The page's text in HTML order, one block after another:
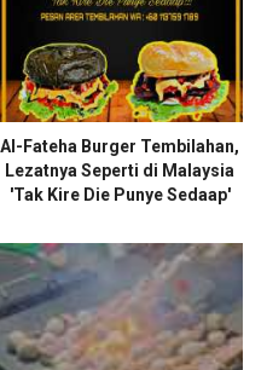
Al-Fateha Burger Tembilahan,
Lezatnya Seperti di Malaysia
'Tak Kire Die Punye Sedaap'